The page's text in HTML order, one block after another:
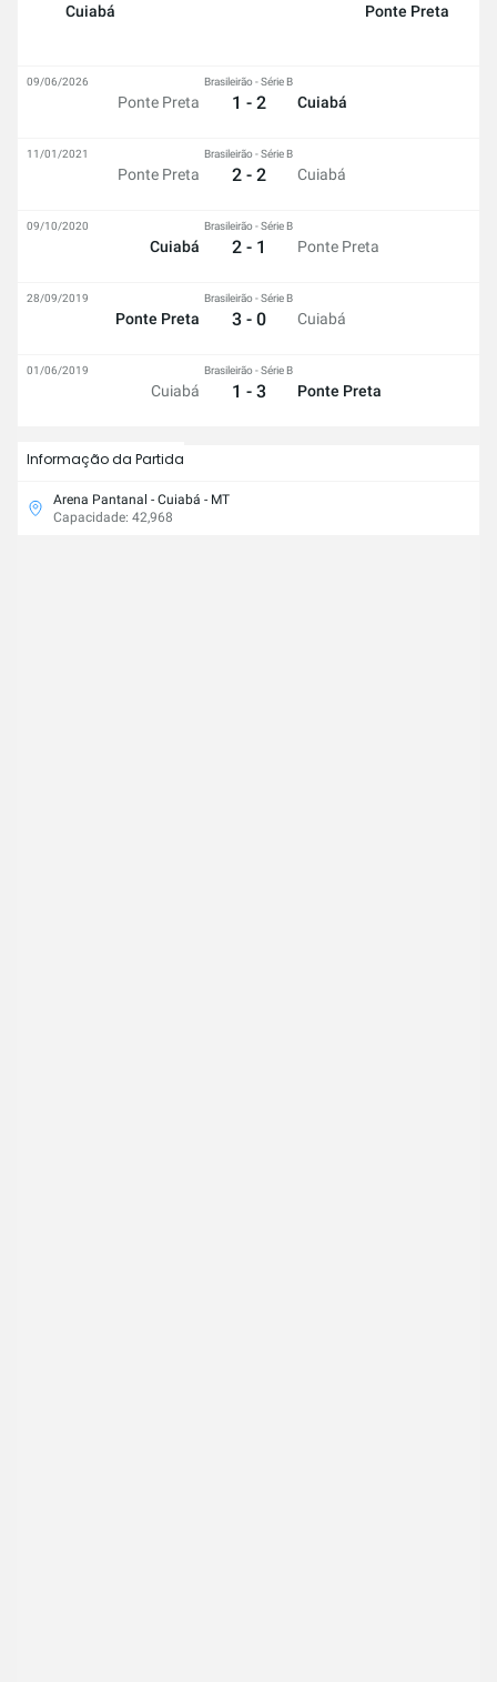
Informação da Partida
Arena Pantanal - Cuiabá - MT
Capacidade: 42,968
Cuiabá Ponte Preta
Ponte Preta
Brasileirão - Série B
1 - 2 Cuiabá
09/06/2026
Ponte Preta
Brasileirão - Série B
2 - 2 Cuiabá
11/01/2021
Cuiabá
Brasileirão - Série B
2 - 1 Ponte Preta
09/10/2020
Ponte Preta
Brasileirão - Série B
3 - 0 Cuiabá
28/09/2019
Cuiabá
Brasileirão - Série B
1 - 3 Ponte Preta
01/06/2019